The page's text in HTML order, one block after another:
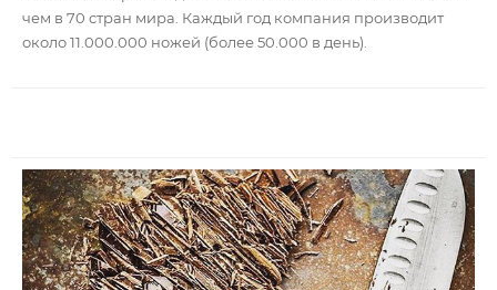
чем в 70 стран мира. Каждый год компания производит
около 11.000.000 ножей (более 50.000 в день).